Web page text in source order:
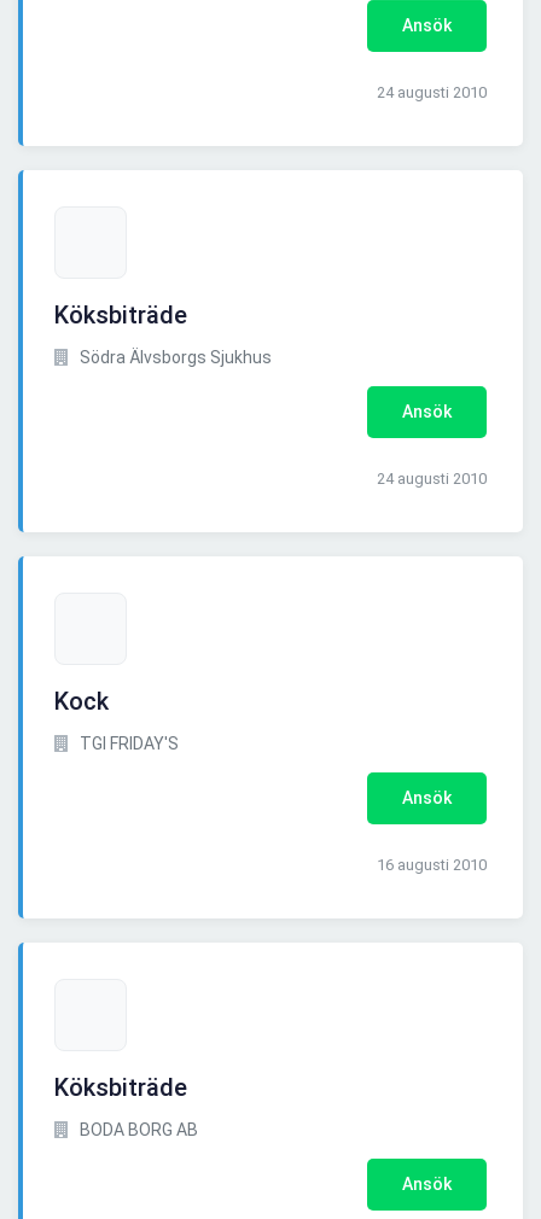
Ansök
24 augusti 2010
Köksbiträde
Södra Älvsborgs Sjukhus
Ansök
24 augusti 2010
Kock
TGI FRIDAY'S
Ansök
16 augusti 2010
Köksbiträde
BODA BORG AB
Ansök